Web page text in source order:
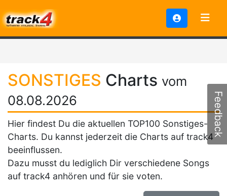
SONSTIGES Charts vom
08.08.2026
Hier findest Du die aktuellen TOP100 Sonstiges-
Charts. Du kannst jederzeit die Charts auf track4
beeinflussen.
Dazu musst du lediglich Dir verschiedene Songs
auf track4 anhören und für sie voten.
Feedback